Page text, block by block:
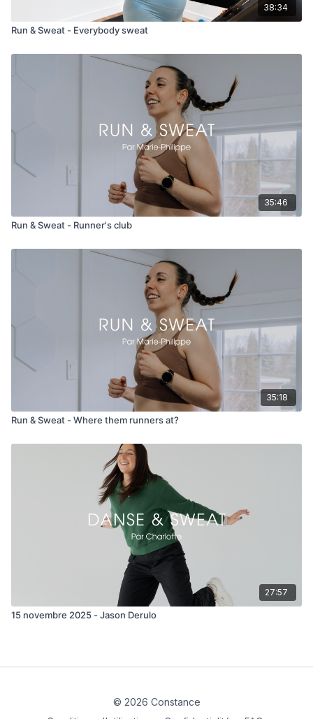
38:34
Run & Sweat - Everybody sweat
35:46
Run & Sweat - Runner's club
35:18
Run & Sweat - Where them runners at?
27:57
15 novembre 2025 - Jason Derulo
© 2026 Constance